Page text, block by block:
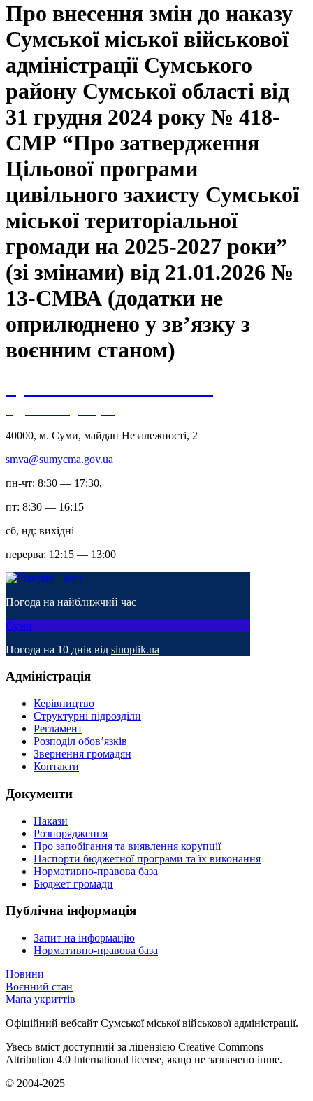
Про внесення змін до наказу
Сумської міської військової
адміністрації Сумського
району Сумської області від
31 грудня 2024 року № 418-
СМР “Про затвердження
Цільової програми
цивільного захисту Сумської
міської територіальної
громади на 2025-2027 роки”
(зі змінами) від 21.01.2026 №
13-СМВА (додатки не
оприлюднено у зв’язку з
воєнним станом)
40000, м. Суми, майдан Незалежності, 2
smva@sumycma.gov.ua
пн-чт: 8:30 — 17:30,
пт: 8:30 — 16:15
сб, нд: вихідні
перерва: 12:15 — 13:00
Погода на найближчий час
Суми
Погода на 10 днів від sinoptik.ua
Адміністрація
Керівництво
Структурні підрозділи
Регламент
Розподіл обов’язків
Звернення громадян
Контакти
Документи
Накази
Розпорядження
Про запобігання та виявлення корупції
Паспорти бюджетної програми та їх виконання
Нормативно-правова база
Бюджет громади
Публічна інформація
Запит на інформацію
Нормативно-правова база
Новини
Воєнний стан
Мапа укриттів
Офіційний вебсайт Сумської міської військової адміністрації.
Увесь вміст доступний за ліцензією Creative Commons
Attribution 4.0 International license, якщо не зазначено інше.
© 2004-2025